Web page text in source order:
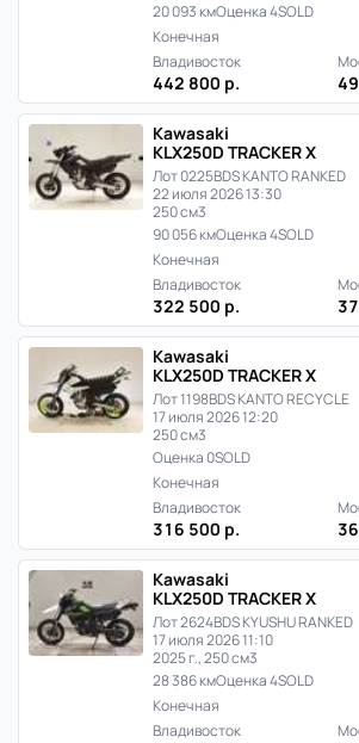
20 093 кмОценка 4SOLD
Конечная
Владивосток
442 800 р.
Kawasaki
KLX250D TRACKER X
Лот 0225BDS KANTO RANKED
22 июля 2026 13:30
250 см3
90 056 кмОценка 4SOLD
Конечная
Владивосток
322 500 р.
Kawasaki
KLX250D TRACKER X
Лот 1198BDS KANTO RECYCLE
17 июля 2026 12:20
250 см3
Оценка 0SOLD
Конечная
Владивосток
316 500 р.
Kawasaki
KLX250D TRACKER X
Лот 2624BDS KYUSHU RANKED
17 июля 2026 11:10
2025 г., 250 см3
28 386 кмОценка 4SOLD
Конечная
Владивосток